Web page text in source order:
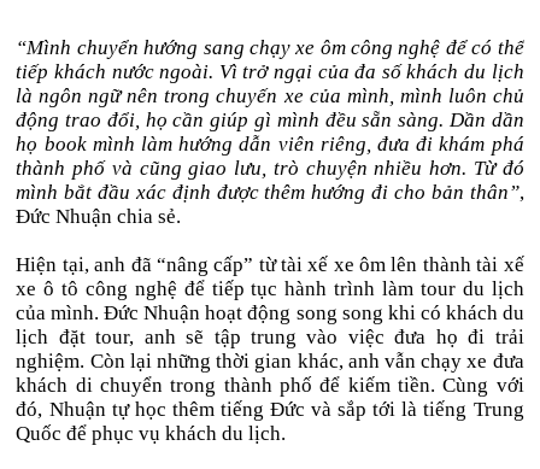
“Mình chuyển hướng sang chạy xe ôm công nghệ để có thể
tiếp khách nước ngoài. Vì trở ngại của đa số khách du lịch
là ngôn ngữ nên trong chuyến xe của mình, mình luôn chủ
động trao đổi, họ cần giúp gì mình đều sẵn sàng. Dần dần
họ book mình làm hướng dẫn viên riêng, đưa đi khám phá
thành phố và cũng giao lưu, trò chuyện nhiều hơn. Từ đó
mình bắt đầu xác định được thêm hướng đi cho bản thân”,
Đức Nhuận chia sẻ.
Hiện tại, anh đã “nâng cấp” từ tài xế xe ôm lên thành tài xế
xe ô tô công nghệ để tiếp tục hành trình làm tour du lịch
của mình. Đức Nhuận hoạt động song song khi có khách du
lịch đặt tour, anh sẽ tập trung vào việc đưa họ đi trải
nghiệm. Còn lại những thời gian khác, anh vẫn chạy xe đưa
khách di chuyển trong thành phố để kiếm tiền. Cùng với
đó, Nhuận tự học thêm tiếng Đức và sắp tới là tiếng Trung
Quốc để phục vụ khách du lịch.